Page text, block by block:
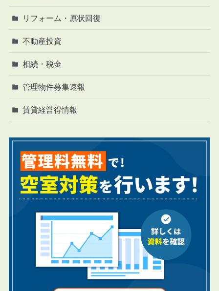
リフォーム・原状回復
不動産投資
相続・税金
管理物件募集速報
賃貸経営得情報